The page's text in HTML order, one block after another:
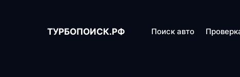
ТУРБОПОИСК.РФ Поиск авто